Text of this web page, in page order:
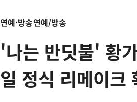
연예·방송연예/방송
'나는 반딧불' 황
일 정식 리메이크